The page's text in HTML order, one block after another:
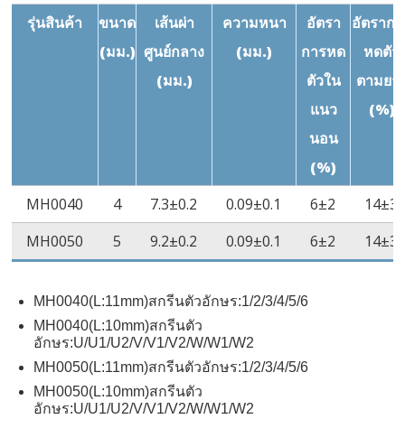
แรงดันไฟฟ้า
AC2500V/60S
ไม่มีการชำรุด
UL 224
ไ
≥10
ASTM
D257
≥10
UL 224
รุ่นสินค้า
ขนาด
(มม.)
เส้นผ่า
ศูนย์กลาง
(มม.)
ความหนา
(มม.)
อัตรา
การหด
ตัวใน
แนว
นอน
(%)
อัตราก
หดตัว
ตามยา
(%)
MH0040 4 7.3±0.2 0.09±0.1 6±2
14±3
MH0050
5 9.2±0.2 0.09±0.1 6±2 14±3
MH0040(L:11mm)สกรีนตัวอักษร:1/2/3/4/5/6
MH0040(L:10mm)สกรีนตัว
อักษร:U/U1/U2/V/V1/V2/W/W1/W2
MH0050(L:11mm)สกรีนตัวอักษร:1/2/3/4/5/6
MH0050(L:10mm)สกรีนตัว
อักษร:U/U1/U2/V/V1/V2/W/W1/W2